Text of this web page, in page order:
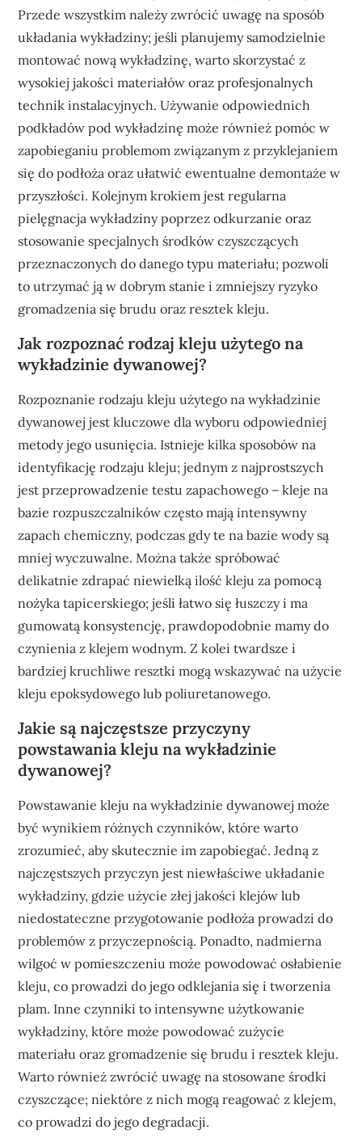
Przede wszystkim należy zwrócić uwagę na sposób
układania wykładziny; jeśli planujemy samodzielnie
montować nową wykładzinę, warto skorzystać z
wysokiej jakości materiałów oraz profesjonalnych
technik instalacyjnych. Używanie odpowiednich
podkładów pod wykładzinę może również pomóc w
zapobieganiu problemom związanym z przyklejaniem
się do podłoża oraz ułatwić ewentualne demontaże w
przyszłości. Kolejnym krokiem jest regularna
pielęgnacja wykładziny poprzez odkurzanie oraz
stosowanie specjalnych środków czyszczących
przeznaczonych do danego typu materiału; pozwoli
to utrzymać ją w dobrym stanie i zmniejszy ryzyko
gromadzenia się brudu oraz resztek kleju.
Jak rozpoznać rodzaj kleju użytego na
wykładzinie dywanowej?
Rozpoznanie rodzaju kleju użytego na wykładzinie
dywanowej jest kluczowe dla wyboru odpowiedniej
metody jego usunięcia. Istnieje kilka sposobów na
identyfikację rodzaju kleju; jednym z najprostszych
jest przeprowadzenie testu zapachowego – kleje na
bazie rozpuszczalników często mają intensywny
zapach chemiczny, podczas gdy te na bazie wody są
mniej wyczuwalne. Można także spróbować
delikatnie zdrapać niewielką ilość kleju za pomocą
nożyka tapicerskiego; jeśli łatwo się łuszczy i ma
gumowatą konsystencję, prawdopodobnie mamy do
czynienia z klejem wodnym. Z kolei twardsze i
bardziej kruchliwe resztki mogą wskazywać na użycie
kleju epoksydowego lub poliuretanowego.
Jakie są najczęstsze przyczyny
powstawania kleju na wykładzinie
dywanowej?
Powstawanie kleju na wykładzinie dywanowej może
być wynikiem różnych czynników, które warto
zrozumieć, aby skutecznie im zapobiegać. Jedną z
najczęstszych przyczyn jest niewłaściwe układanie
wykładziny, gdzie użycie złej jakości klejów lub
niedostateczne przygotowanie podłoża prowadzi do
problemów z przyczepnością. Ponadto, nadmierna
wilgoć w pomieszczeniu może powodować osłabienie
kleju, co prowadzi do jego odklejania się i tworzenia
plam. Inne czynniki to intensywne użytkowanie
wykładziny, które może powodować zużycie
materiału oraz gromadzenie się brudu i resztek kleju.
Warto również zwrócić uwagę na stosowane środki
czyszczące; niektóre z nich mogą reagować z klejem,
co prowadzi do jego degradacji.